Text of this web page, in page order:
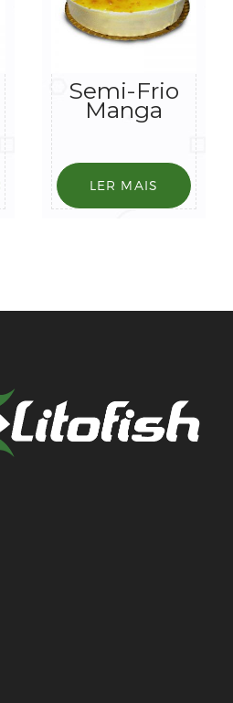
Semi-Frio
Manga
LER MAIS